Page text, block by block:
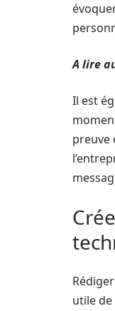
A lire
Il est
preuve
utile de